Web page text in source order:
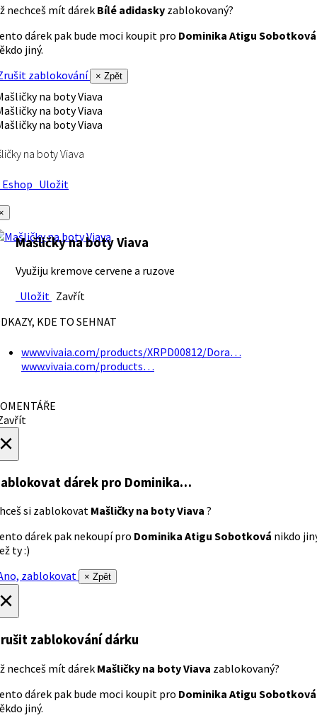
nechceš mít dárek Bílé adidasky zablokovaný?
dárek pak bude moci koupit pro Dominika Atigu Sobotková
jiný.
zablokování
× Zpět
na boty Viava
Uložit
Mašličky na boty Viava
Využiju kremove cervene a ruzove
Uložit Zavřít
KDE TO SEHNAT
www.vivaia.com/products/XRPD00812/Dora…
www.vivaia.com/products…
dárek pro Dominika…
si zablokovat Mašličky na boty Viava ?
dárek pak nekoupí pro Dominika Atigu Sobotková nikdo
ty :)
zablokovat
× Zpět
zablokování dárku
nechceš mít dárek Mašličky na boty Viava zablokovaný?
dárek pak bude moci koupit pro Dominika Atigu Sobotková
jiný.